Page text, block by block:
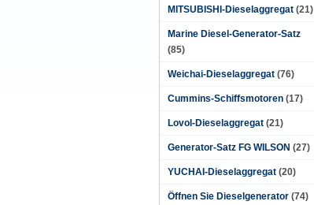
MITSUBISHI-Dieselaggregat (21)
Marine Diesel-Generator-Satz
(85)
Weichai-Dieselaggregat (76)
Cummins-Schiffsmotoren (17)
Lovol-Dieselaggregat (21)
Generator-Satz FG WILSON (27)
YUCHAI-Dieselaggregat (20)
Öffnen Sie Dieselgenerator (74)